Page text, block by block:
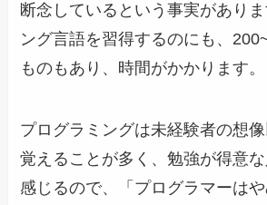
断念しているという事実があり
ング言語を習得するのにも、
ものもあり、時間がかかります。
プログラミングは未経験者の想
覚えることが多く、勉強が得意
感じるので、「プログラマーは